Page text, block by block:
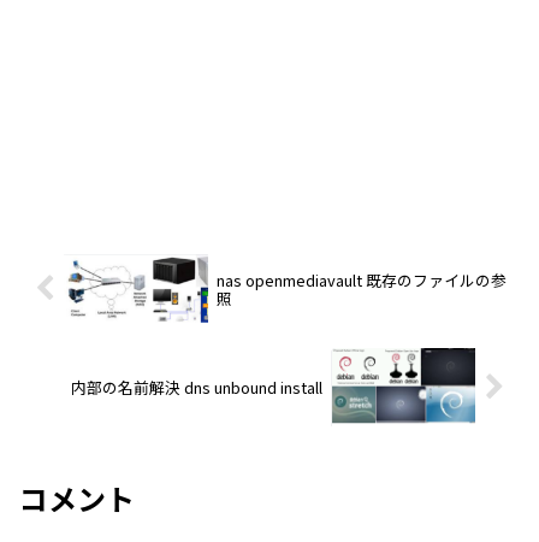
nas openmediavault 既存のファイルの参
照
内部の名前解決 dns unbound install
コメント